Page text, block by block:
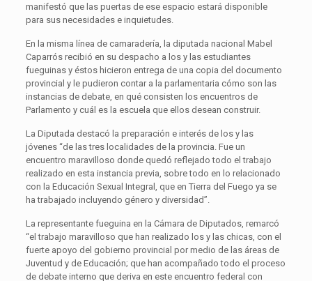
manifestó que las puertas de ese espacio estará disponible
para sus necesidades e inquietudes.
En la misma línea de camaradería, la diputada nacional Mabel
Caparrós recibió en su despacho a los y las estudiantes
fueguinas y éstos hicieron entrega de una copia del documento
provincial y le pudieron contar a la parlamentaria cómo son las
instancias de debate, en qué consisten los encuentros de
Parlamento y cuál es la escuela que ellos desean construir.
La Diputada destacó la preparación e interés de los y las
jóvenes “de las tres localidades de la provincia. Fue un
encuentro maravilloso donde quedó reflejado todo el trabajo
realizado en esta instancia previa, sobre todo en lo relacionado
con la Educación Sexual Integral, que en Tierra del Fuego ya se
ha trabajado incluyendo género y diversidad”.
La representante fueguina en la Cámara de Diputados, remarcó
“el trabajo maravilloso que han realizado los y las chicas, con el
fuerte apoyo del gobierno provincial por medio de las áreas de
Juventud y de Educación; que han acompañado todo el proceso
de debate interno que deriva en este encuentro federal con